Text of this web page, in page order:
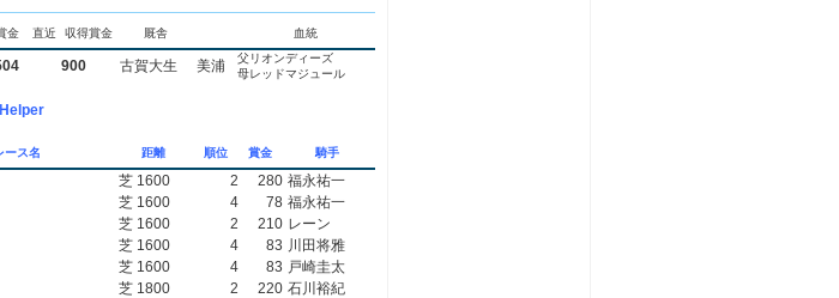
金 直近 収得賞金 厩舎 血統
900 古賀大生 美浦
父リオンディーズ
母レッドマジュール
ース名 距離 順位 賞金 騎手
芝 1600 2 280 福永祐一
芝 1600 4 78 福永祐一
芝 1600 2 210 レーン
芝 1600 4 83 川田将雅
芝 1600 4 83 戸崎圭太
芝 1800 2 220 石川裕紀